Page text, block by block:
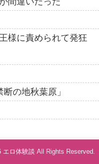
様に責められて発狂
の地秋葉原」
エロ体験談 All Rights Reserved.